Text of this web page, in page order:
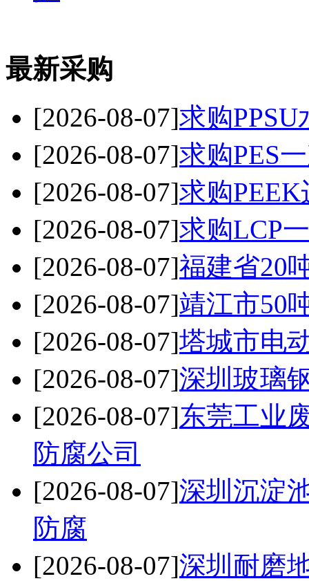
最新采购
[2026-08-07]求购PPSU
[2026-08-07]求购PES
[2026-08-07]求购
[2026-08-07]求购LCP
[2026-08-07]福建省20
[2026-08-07]靖江市50
[2026-08-07]塔城市电
[2026-08-07]深圳玻璃
[2026-08-07]东莞工业
防腐公司
[2026-08-07]深圳沉淀
防腐
[2026-08-07]深圳耐磨